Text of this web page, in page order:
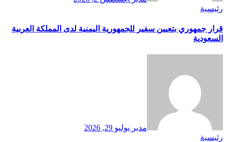
رئيسية
قرار جمهوري بتعيين سفير للجمهورية اليمنية لدى المملكة العربية
السعودية
مدير يوليو 29, 2026
رئيسية